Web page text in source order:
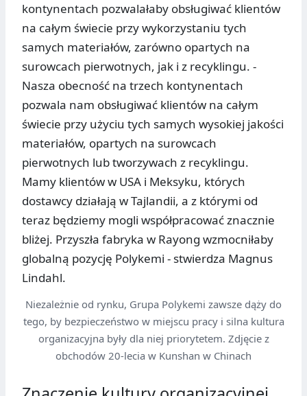
kontynentach pozwalałaby obsługiwać klientów
na całym świecie przy wykorzystaniu tych
samych materiałów, zarówno opartych na
surowcach pierwotnych, jak i z recyklingu. -
Nasza obecność na trzech kontynentach
pozwala nam obsługiwać klientów na całym
świecie przy użyciu tych samych wysokiej jakości
materiałów, opartych na surowcach
pierwotnych lub tworzywach z recyklingu.
Mamy klientów w USA i Meksyku, których
dostawcy działają w Tajlandii, a z którymi od
teraz będziemy mogli współpracować znacznie
bliżej. Przyszła fabryka w Rayong wzmocniłaby
globalną pozycję Polykemi - stwierdza Magnus
Lindahl.
Niezależnie od rynku, Grupa Polykemi zawsze dąży do
tego, by bezpieczeństwo w miejscu pracy i silna kultura
organizacyjna były dla niej priorytetem. Zdjęcie z
obchodów 20-lecia w Kunshan w Chinach